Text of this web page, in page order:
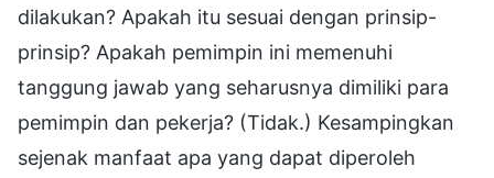
dilakukan? Apakah itu sesuai dengan prinsip-
prinsip? Apakah pemimpin ini memenuhi
tanggung jawab yang seharusnya dimiliki para
pemimpin dan pekerja? (Tidak.) Kesampingkan
sejenak manfaat apa yang dapat diperoleh